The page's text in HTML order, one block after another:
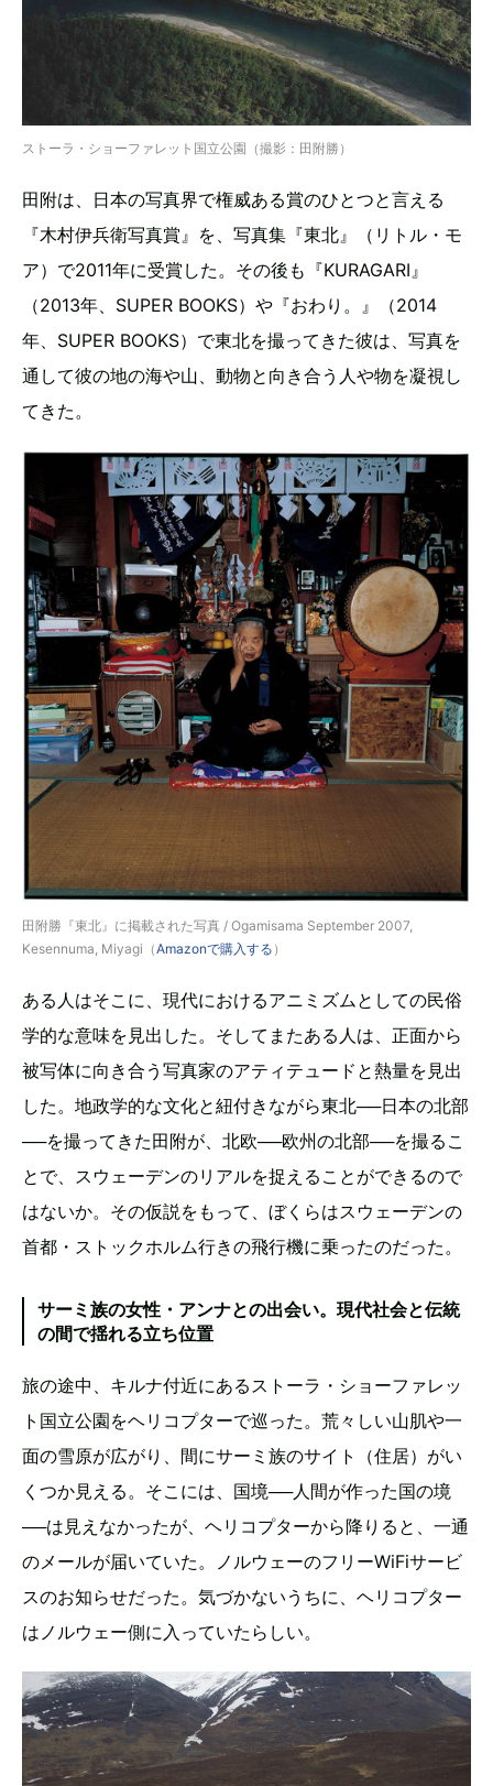
ストーラ・ショーファレット国立公園（撮影：田附勝）
田附は、日本の写真界で権威ある賞のひとつと言える
『木村伊兵衛写真賞』を、写真集『東北』（リトル・モ
ア）で2011年に受賞した。その後も『KURAGARI』
（2013年、SUPER BOOKS）や『おわり。』（2014
年、SUPER BOOKS）で東北を撮ってきた彼は、写真を
通して彼の地の海や山、動物と向き合う人や物を凝視し
てきた。
田附勝『東北』に掲載された写真 / Ogamisama September 2007,
Kesennuma, Miyagi（Amazonで購入する ）
ある人はそこに、現代におけるアニミズムとしての民俗
学的な意味を見出した。そしてまたある人は、正面から
被写体に向き合う写真家のアティテュードと熱量を見出
した。地政学的な文化と紐付きながら東北──日本の北部
──を撮ってきた田附が、北欧──欧州の北部──を撮るこ
とで、スウェーデンのリアルを捉えることができるので
はないか。その仮説をもって、ぼくらはスウェーデンの
首都・ストックホルム行きの飛行機に乗ったのだった。
サーミ族の女性・アンナとの出会い。現代社会と伝統
の間で揺れる立ち位置
旅の途中、キルナ付近にあるストーラ・ショーファレッ
ト国立公園をヘリコプターで巡った。荒々しい山肌や一
面の雪原が広がり、間にサーミ族のサイト（住居）がい
くつか見える。そこには、国境──人間が作った国の境
──は見えなかったが、ヘリコプターから降りると、一通
のメールが届いていた。ノルウェーのフリーWiFiサービ
スのお知らせだった。気づかないうちに、ヘリコプター
はノルウェー側に入っていたらしい。